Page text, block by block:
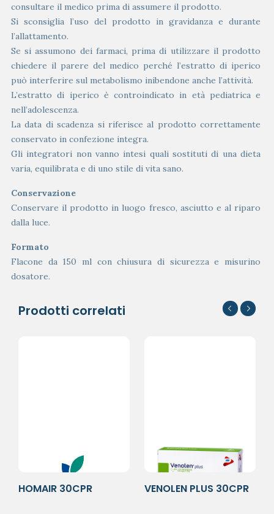
consultare il medico prima di assumere il prodotto.
Si sconsiglia l’uso del prodotto in gravidanza e durante
l’allattamento.
Se si assumono dei farmaci, prima di utilizzare il prodotto
chiedere il parere del medico perché l’estratto di iperico
può interferire sul metabolismo inibendone anche l’attività.
L’estratto di iperico è controindicato in età pediatrica e
nell’adolescenza.
La data di scadenza si riferisce al prodotto correttamente
conservato in confezione integra.
Gli integratori non vanno intesi quali sostituti di una dieta
varia, equilibrata e di uno stile di vita sano.
Conservazione
Conservare il prodotto in luogo fresco, asciutto e al riparo
dalla luce.
Formato
Flacone da 150 ml con chiusura di sicurezza e misurino
dosatore.
Prodotti correlati
HOMAIR 30CPR
VENOLEN PLUS 30CPR